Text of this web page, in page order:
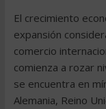
El crecimiento
expansión
comercio
comienza a rozar
se encuentra en
Alemania, Reino